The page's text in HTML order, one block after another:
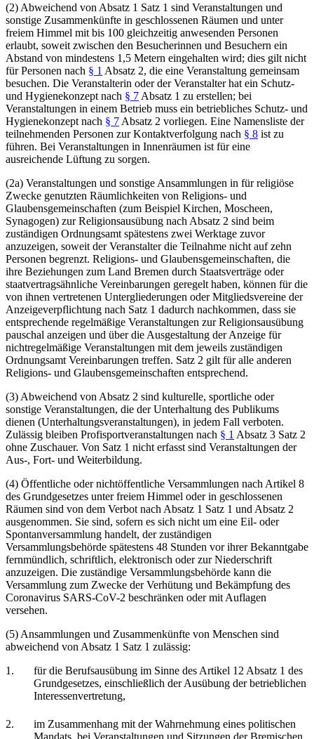
(2) Abweichend von Absatz 1 Satz 1 sind Veranstaltungen und
sonstige Zusammenkünfte in geschlossenen Räumen und unter
freiem Himmel mit bis 100 gleichzeitig anwesenden Personen
erlaubt, soweit zwischen den Besucherinnen und Besuchern ein
Abstand von mindestens 1,5 Metern eingehalten wird; dies gilt nicht
für Personen nach § 1 Absatz 2, die eine Veranstaltung gemeinsam
besuchen. Die Veranstalterin oder der Veranstalter hat ein Schutz-
und Hygienekonzept nach § 7 Absatz 1 zu erstellen; bei
Veranstaltungen in einem Betrieb muss ein betriebliches Schutz- und
Hygienekonzept nach § 7 Absatz 2 vorliegen. Eine Namensliste der
teilnehmenden Personen zur Kontaktverfolgung nach § 8 ist zu
führen. Bei Veranstaltungen in Innenräumen ist für eine
ausreichende Lüftung zu sorgen.
(2a) Veranstaltungen und sonstige Ansammlungen in für religiöse
Zwecke genutzten Räumlichkeiten von Religions- und
Glaubensgemeinschaften (zum Beispiel Kirchen, Moscheen,
Synagogen) zur Religionsausübung nach Absatz 2 sind beim
zuständigen Ordnungsamt spätestens zwei Werktage zuvor
anzuzeigen, soweit der Veranstalter die Teilnahme nicht auf zehn
Personen begrenzt. Religions- und Glaubensgemeinschaften, die
ihre Beziehungen zum Land Bremen durch Staatsverträge oder
staatvertragsähnliche Vereinbarungen geregelt haben, können für die
von ihnen vertretenen Untergliederungen oder Mitgliedsvereine der
Anzeigeverpflichtung nach Satz 1 dadurch nachkommen, dass sie
entsprechende regelmäßige Veranstaltungen zur Religionsausübung
pauschal anzeigen und über die Ausgestaltung der Anzeige für
nichtregelmäßige Veranstaltungen mit dem jeweils zuständigen
Ordnungsamt Vereinbarungen treffen. Satz 2 gilt für alle anderen
Religions- und Glaubensgemeinschaften entsprechend.
(3) Abweichend von Absatz 2 sind kulturelle, sportliche oder
sonstige Veranstaltungen, die der Unterhaltung des Publikums
dienen (Unterhaltungsveranstaltungen), in jedem Fall verboten.
Zulässig bleiben Profisportveranstaltungen nach § 1 Absatz 3 Satz 2
ohne Zuschauer. Von Satz 1 nicht erfasst sind Veranstaltungen der
Aus-, Fort- und Weiterbildung.
(4) Öffentliche oder nichtöffentliche Versammlungen nach Artikel 8
des Grundgesetzes unter freiem Himmel oder in geschlossenen
Räumen sind von dem Verbot nach Absatz 1 Satz 1 und Absatz 2
ausgenommen. Sie sind, sofern es sich nicht um eine Eil- oder
Spontanversammlung handelt, der zuständigen
Versammlungsbehörde spätestens 48 Stunden vor ihrer Bekanntgabe
fernmündlich, schriftlich, elektronisch oder zur Niederschrift
anzuzeigen. Die zuständige Versammlungsbehörde kann die
Versammlung zum Zwecke der Verhütung und Bekämpfung des
Coronavirus SARS-CoV-2 beschränken oder mit Auflagen
versehen.
(5) Ansammlungen und Zusammenkünfte von Menschen sind
abweichend von Absatz 1 Satz 1 zulässig:
1.
für die Berufsausübung im Sinne des Artikel 12 Absatz 1 des
Grundgesetzes, einschließlich der Ausübung der betrieblichen
Interessenvertretung,
2.
im Zusammenhang mit der Wahrnehmung eines politischen
Mandats, bei Veranstaltungen und Sitzungen der Bremischen